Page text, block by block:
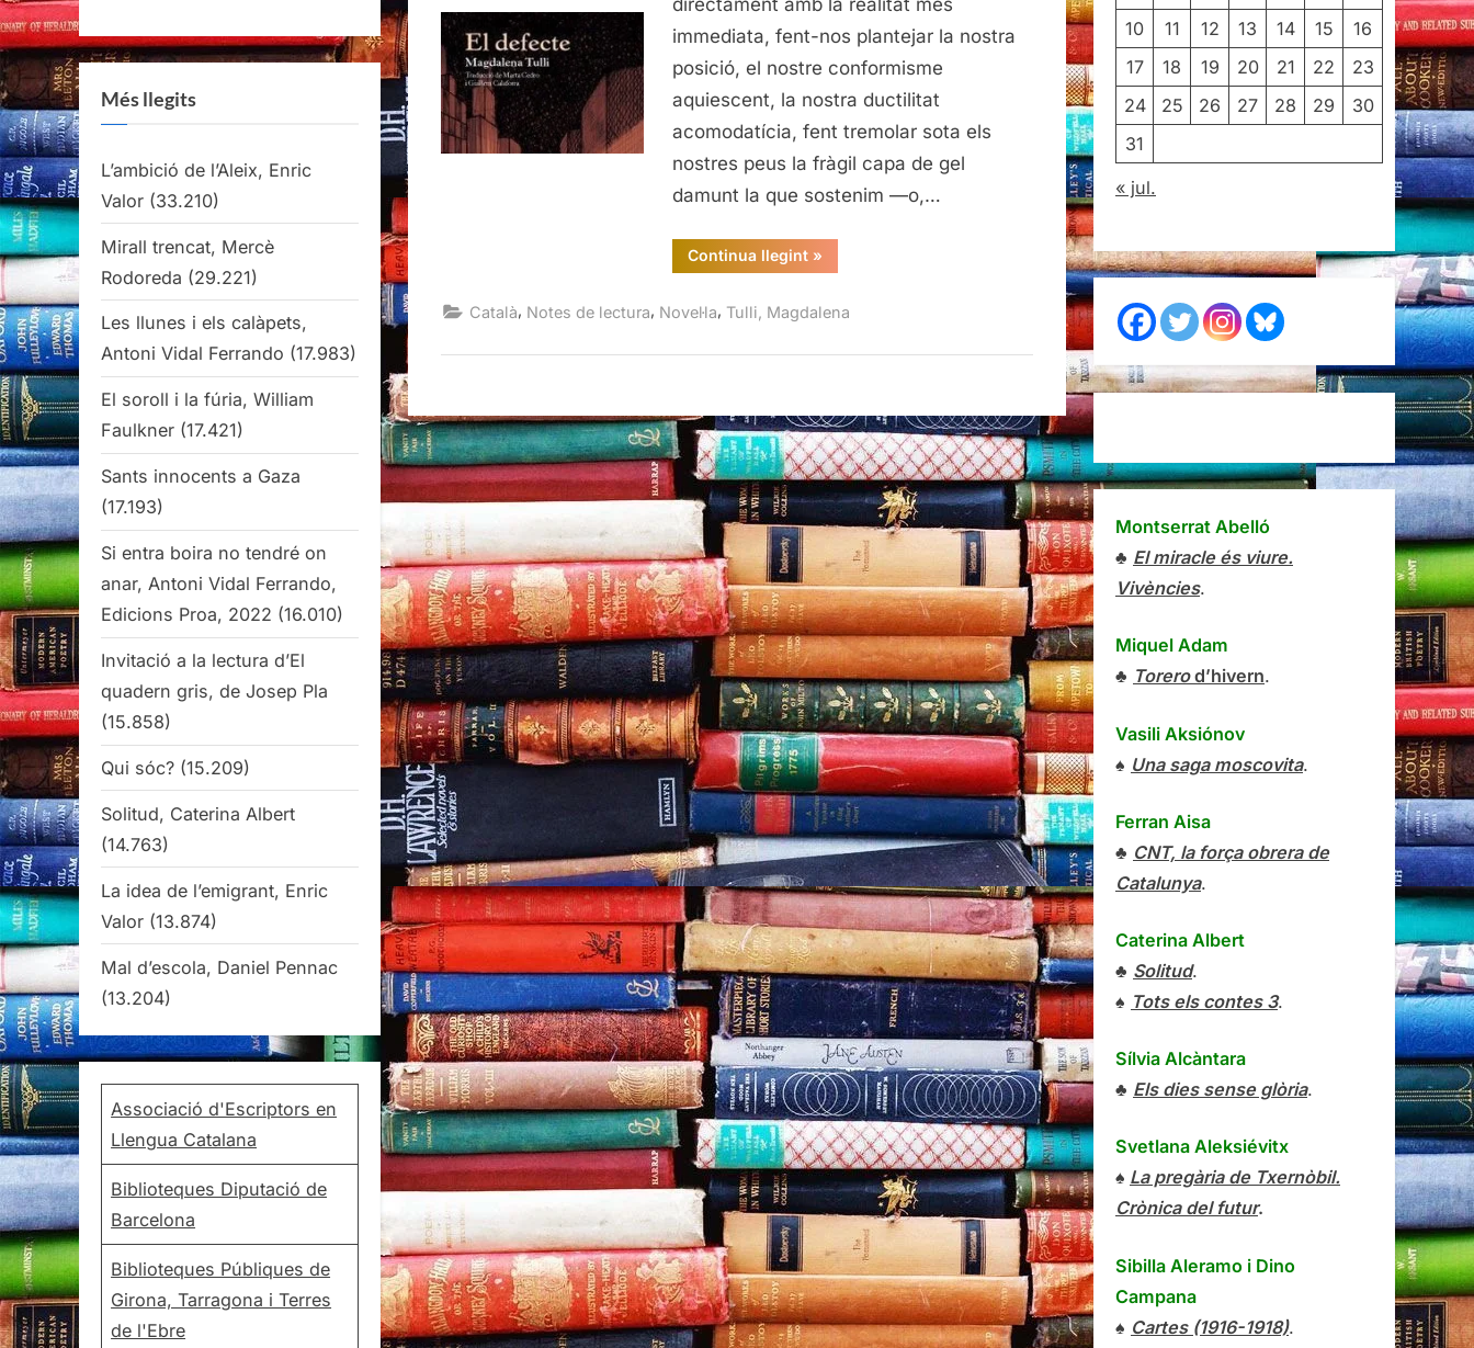
immediata, fent-nos plantejar la nostra
posició, el nostre conformisme
aquiescent, la nostra ductilitat
acomodatícia, fent tremolar sota els
nostres peus la fràgil capa de gel
damunt la que sostenim —o,…
Continua llegint“El
defecte,
»
Català, Notes de lectura, Novel·la, Tulli, Magdalena
Més llegits
L’ambició de l’Aleix, Enric
Valor (33.210)
Mirall trencat, Mercè
Rodoreda (29.221)
Les llunes i els calàpets,
Antoni Vidal Ferrando (17.983)
El soroll i la fúria, William
Faulkner (17.421)
Sants innocents a Gaza
(17.193)
Si entra boira no tendré on
anar, Antoni Vidal Ferrando,
Edicions Proa, 2022 (16.010)
Invitació a la lectura d’El
quadern gris, de Josep Pla
(15.858)
Qui sóc? (15.209)
Solitud, Caterina Albert
(14.763)
La idea de l’emigrant, Enric
Valor (13.874)
Mal d’escola, Daniel Pennac
(13.204)
Associació d'Escriptors en
Llengua Catalana
Biblioteques Diputació de
Barcelona
Biblioteques Públiques de
Girona, Tarragona i Terres
de l'Ebre
10
11 12 13 14 15
16
17
18 19 20 21 22
23
24
25 26 27 28 29
30
31
« jul.
Montserrat Abelló
♣ El miracle és viure.
Vivències.
Miquel Adam
♣ Torerod’hivern.
Vasili Aksiónov
♠ Una saga moscovita.
Ferran Aisa
♣ CNT, la força obrera de
Catalunya.
Caterina Albert
♣ Solitud.
♠ Tots els contes 3.
Sílvia Alcàntara
♣ Els dies sense glòria.
Svetlana Aleksiévitx
♠ La pregària de Txernòbil.
Crònica del futur.
Sibilla Aleramo i Dino
Campana
♠ Cartes (1916-1918).